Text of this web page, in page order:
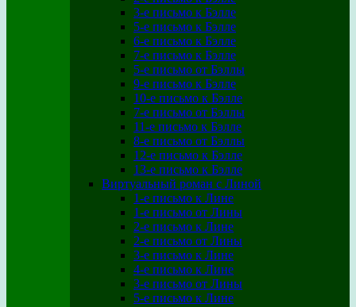
3-е письмо к Бэлле
5-е письмо к Бэлле
6-е письмо к Бэлле
7-е письмо к Бэлле
5-е письмо от Бэллы
9-е письмо к Бэлле
10-е письмо к Бэлле
7-е письмо от Бэллы
11-е письмо к Бэлле
8-е письмо от Бэллы
12-е письмо к Бэлле
13-е письмо к Бэлле
Виртуальный роман с Линой
1-е письмо к Лине
1-е письмо от Лины
2-е письмо к Лине
2-е письмо от Лины
3-е письмо к Лине
4-е письмо к Лине
3-е письмо от Лины
5-е письмо к Лине